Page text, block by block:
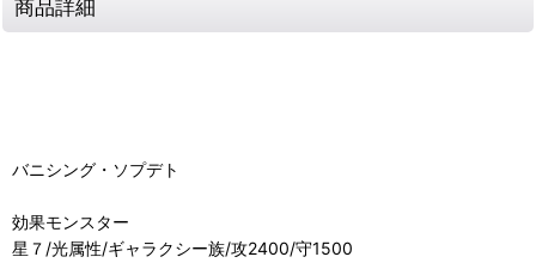
商品詳細
バニシング・ソプデト
効果モンスター
星７/光属性/ギャラクシー族/攻2400/守1500